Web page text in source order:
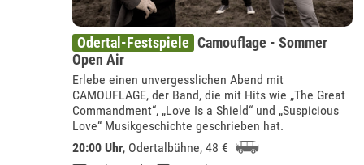
Odertal-Festspiele Camouflage - Sommer
Open Air
Erlebe einen unvergesslichen Abend mit
CAMOUFLAGE, der Band, die mit Hits wie „The Great
Commandment“, „Love Is a Shield“ und „Suspicious
Love“ Musikgeschichte geschrieben hat.
20:00 Uhr, Odertalbühne, 48 €